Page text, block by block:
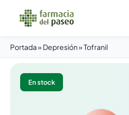
Portada» Depresión»Tofranil
En stock